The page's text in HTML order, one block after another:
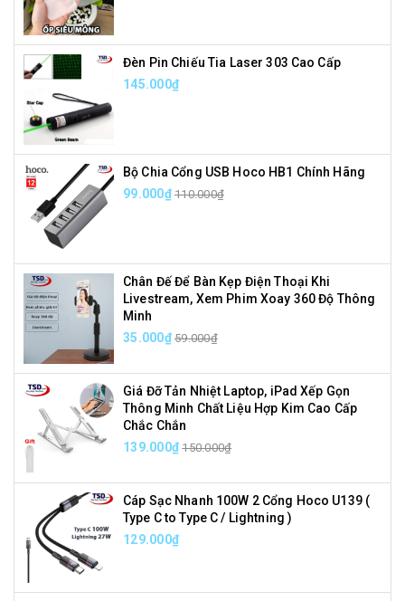
Đèn Pin Chiếu Tia Laser 303 Cao Cấp
145.000₫
Bộ Chia Cổng USB Hoco HB1 Chính Hãng
99.000₫ 110.000₫
Chân Đế Để Bàn Kẹp Điện Thoại Khi
Livestream, Xem Phim Xoay 360 Độ Thông
Minh
35.000₫ 59.000₫
Giá Đỡ Tản Nhiệt Laptop, iPad Xếp Gọn
Thông Minh Chất Liệu Hợp Kim Cao Cấp
Chắc Chắn
139.000₫ 150.000₫
Cáp Sạc Nhanh 100W 2 Cổng Hoco U139 (
Type C to Type C / Lightning )
129.000₫